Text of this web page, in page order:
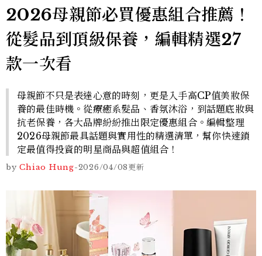
2026母親節必買優惠組合推薦！
從髮品到頂級保養，編輯精選27
款一次看
母親節不只是表達心意的時刻，更是入手高CP值美妝保
養的最佳時機。從療癒系髮品、香氛沐浴，到話題底妝與
抗老保養，各大品牌紛紛推出限定優惠組合。編輯整理
2026母親節最具話題與實用性的精選清單，幫你快速鎖
定最值得投資的明星商品與超值組合！
by Chiao Hung-2026/04/08更新